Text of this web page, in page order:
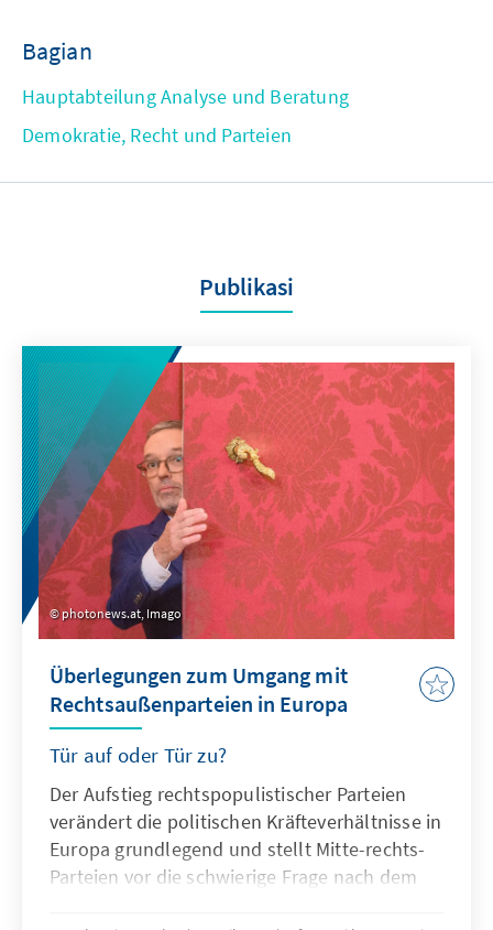
Bagian
Hauptabteilung Analyse und Beratung
Demokratie, Recht und Parteien
Publikasi
photonews.at, Imago
Überlegungen zum Umgang mit
Rechtsaußenparteien in Europa
Tür auf oder Tür zu?
Der Aufstieg rechtspopulistischer Parteien
verändert die politischen Kräfteverhältnisse in
Europa grundlegend und stellt Mitte-rechts-
Parteien vor die schwierige Frage nach dem